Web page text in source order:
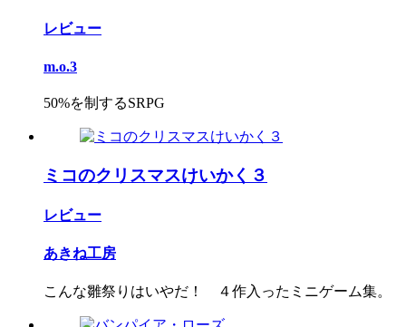
レビュー
m.o.3
50%を制するSRPG
ミコのクリスマスけいかく３
レビュー
あきね工房
こんな雛祭りはいやだ！ ４作入ったミニゲーム集。